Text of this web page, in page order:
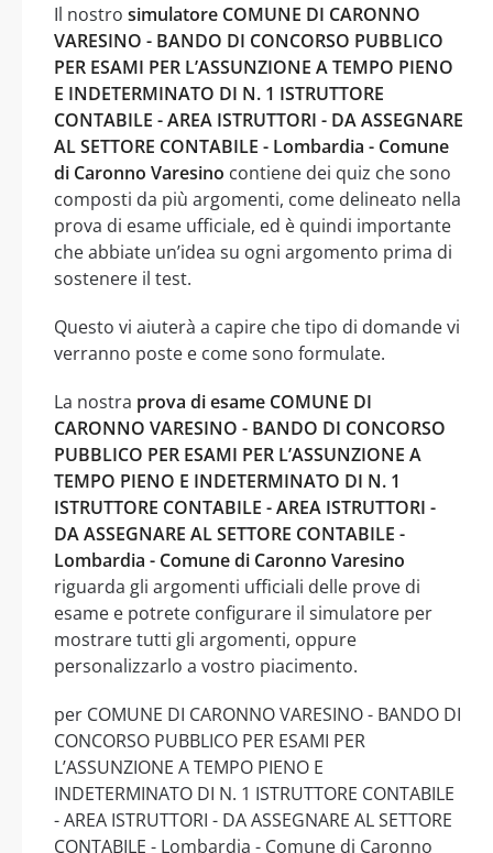
Il nostro simulatore COMUNE DI CARONNO
VARESINO - BANDO DI CONCORSO PUBBLICO
PER ESAMI PER L’ASSUNZIONE A TEMPO PIENO
E INDETERMINATO DI N. 1 ISTRUTTORE
CONTABILE - AREA ISTRUTTORI - DA ASSEGNARE
AL SETTORE CONTABILE - Lombardia - Comune
di Caronno Varesino contiene dei quiz che sono
composti da più argomenti, come delineato nella
prova di esame ufficiale, ed è quindi importante
che abbiate un’idea su ogni argomento prima di
sostenere il test.
Questo vi aiuterà a capire che tipo di domande vi
verranno poste e come sono formulate.
La nostra prova di esame COMUNE DI
CARONNO VARESINO - BANDO DI CONCORSO
PUBBLICO PER ESAMI PER L’ASSUNZIONE A
TEMPO PIENO E INDETERMINATO DI N. 1
ISTRUTTORE CONTABILE - AREA ISTRUTTORI -
DA ASSEGNARE AL SETTORE CONTABILE -
Lombardia - Comune di Caronno Varesino
riguarda gli argomenti ufficiali delle prove di
esame e potrete configurare il simulatore per
mostrare tutti gli argomenti, oppure
personalizzarlo a vostro piacimento.
per COMUNE DI CARONNO VARESINO - BANDO DI
CONCORSO PUBBLICO PER ESAMI PER
L’ASSUNZIONE A TEMPO PIENO E
INDETERMINATO DI N. 1 ISTRUTTORE CONTABILE
- AREA ISTRUTTORI - DA ASSEGNARE AL SETTORE
CONTABILE - Lombardia - Comune di Caronno